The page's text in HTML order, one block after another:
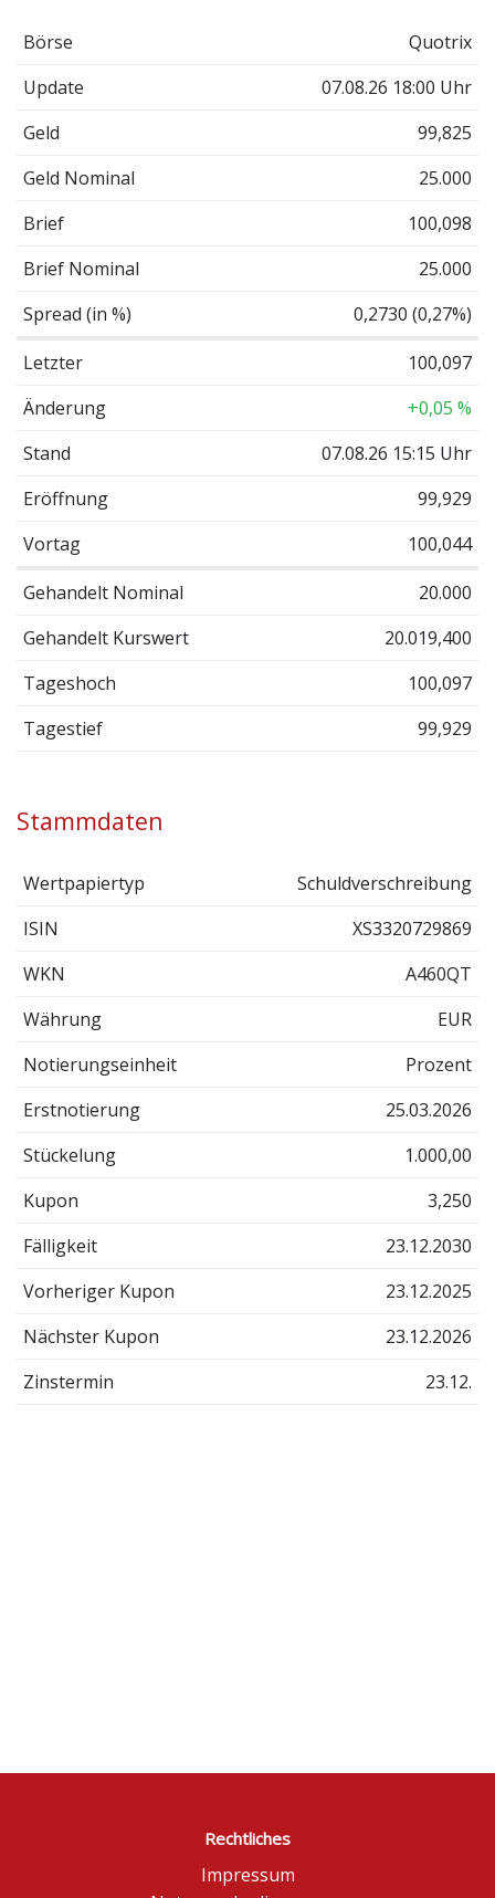
Börse
Quotrix
Update
07.08.26 18:00 Uhr
Geld
99,825
Geld Nominal
25.000
Brief
100,098
Brief Nominal
25.000
Spread (in %)
0,2730 (0,27%)
Letzter
100,097
Änderung
+0,05 %
Stand
07.08.26 15:15 Uhr
Eröffnung
99,929
Vortag
100,044
Gehandelt Nominal
20.000
Gehandelt Kurswert
20.019,400
Tageshoch
100,097
Tagestief
99,929
Stammdaten
Wertpapiertyp
Schuldverschreibung
ISIN
XS3320729869
WKN
A460QT
Währung
EUR
Notierungseinheit
Prozent
Erstnotierung
25.03.2026
Stückelung
1.000,00
Kupon
3,250
Fälligkeit
23.12.2030
Vorheriger Kupon
23.12.2025
Nächster Kupon
23.12.2026
Zinstermin
23.12.
Rechtliches
Impressum